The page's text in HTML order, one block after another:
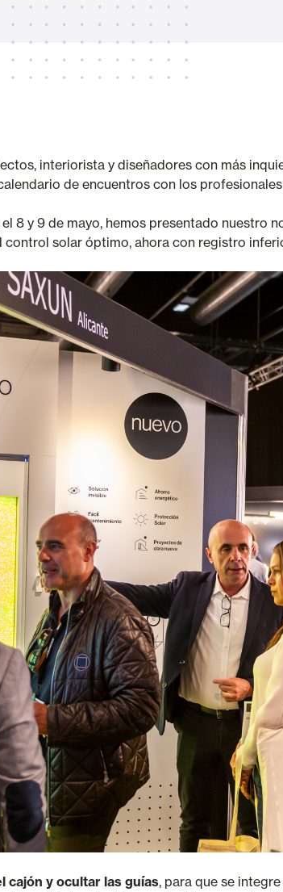
VER TODOS LOS PRODUCTOS
interiorista y diseñadores con más
de encuentros con los
8 y 9 de mayo, hemos presentado nuestro
solar óptimo, ahora con registro
cajón y ocultar las guías, para que se